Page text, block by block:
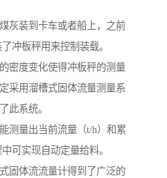
灰装到卡车或者船上，之前
冲板秤用来控制装载。
密度变化使得冲板秤的测量
采用溜槽式固体流量测量系
此系统。
测量出当前流量（t/h）和累
可实现自动定量给料。
固体流流量计得到了广泛的